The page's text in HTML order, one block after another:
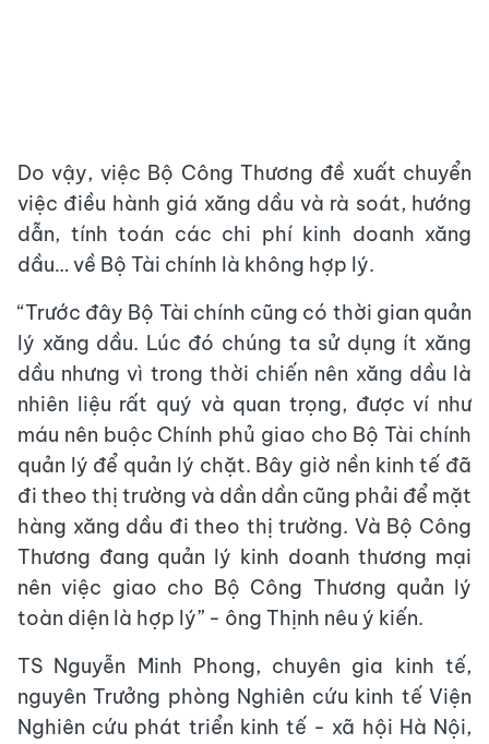
Do vậy, việc Bộ Công Thương đề xuất chuyển
việc điều hành giá xăng dầu và rà soát, hướng
dẫn, tính toán các chi phí kinh doanh xăng
dầu… về Bộ Tài chính là không hợp lý.
“Trước đây Bộ Tài chính cũng có thời gian quản
lý xăng dầu. Lúc đó chúng ta sử dụng ít xăng
dầu nhưng vì trong thời chiến nên xăng dầu là
nhiên liệu rất quý và quan trọng, được ví như
máu nên buộc Chính phủ giao cho Bộ Tài chính
quản lý để quản lý chặt. Bây giờ nền kinh tế đã
đi theo thị trường và dần dần cũng phải để mặt
hàng xăng dầu đi theo thị trường. Và Bộ Công
Thương đang quản lý kinh doanh thương mại
nên việc giao cho Bộ Công Thương quản lý
toàn diện là hợp lý” - ông Thịnh nêu ý kiến.
TS Nguyễn Minh Phong, chuyên gia kinh tế,
nguyên Trưởng phòng Nghiên cứu kinh tế Viện
Nghiên cứu phát triển kinh tế - xã hội Hà Nội,